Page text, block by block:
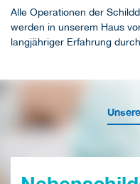
Alle Operationen der
werden in unserem Haus
langjähriger Erfahrung